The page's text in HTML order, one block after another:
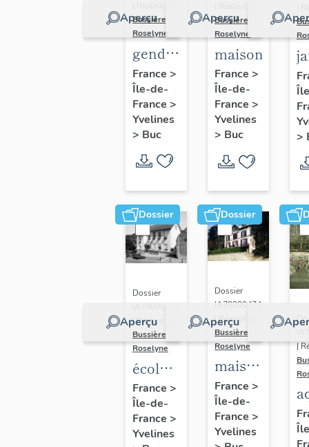
Aperçu
Bussière
Roselyne
gendarmerie,
actuellement
immeuble
France >
Île-de-
France >
Yvelines
> Buc
Aperçu
Bussière
Roselyne
maison
France >
Île-de-
France >
Yvelines
> Buc
>
Dossier
Aperçu
Dossier
| Réalisé par
Bussière
Roselyne
école
primaire
de
filles,
France >
Île-de-
France >
Yvelines
Dossier
Aperçu
Dossier
IA78000474
| Réalisé par
Bussière
Roselyne
maison
dite
villa
Saint
Marie
France >
Île-de-
France >
Yvelines
|